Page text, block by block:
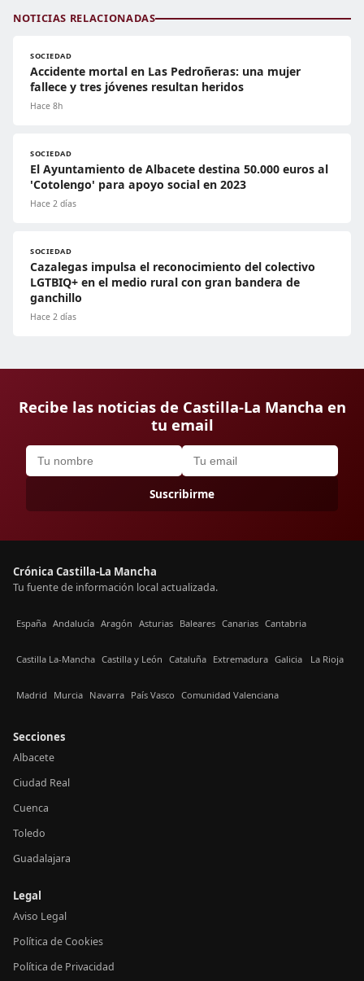
NOTICIAS RELACIONADAS
SOCIEDAD
Accidente mortal en Las Pedroñeras: una mujer
fallece y tres jóvenes resultan heridos
Hace 8h
SOCIEDAD
El Ayuntamiento de Albacete destina 50.000 euros al
'Cotolengo' para apoyo social en 2023
Hace 2 días
SOCIEDAD
Cazalegas impulsa el reconocimiento del colectivo
LGTBIQ+ en el medio rural con gran bandera de
ganchillo
Hace 2 días
Recibe las noticias de Castilla-La Mancha en
tu email
Suscribirme
Crónica Castilla-La Mancha
Tu fuente de información local actualizada.
España Andalucía Aragón Asturias Baleares Canarias Cantabria
Castilla La-Mancha Castilla y León Cataluña Extremadura Galicia La Rioja
Madrid Murcia Navarra País Vasco Comunidad Valenciana
Secciones
Albacete
Ciudad Real
Cuenca
Toledo
Guadalajara
Legal
Aviso Legal
Política de Cookies
Política de Privacidad